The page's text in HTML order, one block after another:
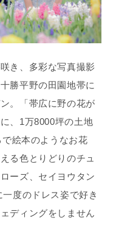
き、多彩な写真撮影
勝平野の田園地帯に
。「帯広に野の花が
、1万8000坪の土地
絵本のようなお花
る色とりどりのチュ
ーズ、セイヨウタン
度のドレス姿で好き
ディングをしません